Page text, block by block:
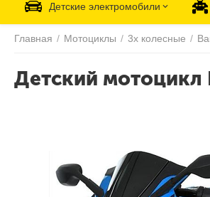
Детские электромобили
Главная / Мотоциклы / 3х колесные /
Детский мотоцикл